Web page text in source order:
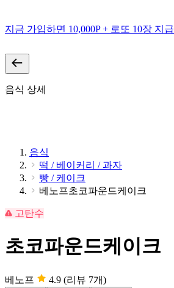
지금 가입하면 10,000P + 로또 10장 지급
음식 상세
음식
떡 / 베이커리 / 과자
빵 / 케이크
베노프초코파운드케이크
고탄수
초코파운드케이크
베노프 4.9 (리뷰 7개)